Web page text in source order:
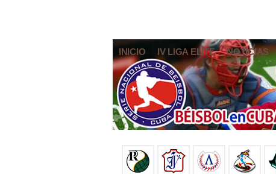
INICIO IV LIGA ELITE NOTICIAS